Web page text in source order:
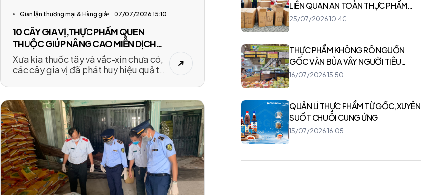
Gian lận thương mại & Hàng giả 07/07/2026 15:10
10 CÂY GIA VỊ,THỰC PHẨM QUEN
THUỘC GIÚP NÂNG CAO MIỄN DỊCH
MÙA CÚM
Xưa kia thuốc tây và vắc-xin chưa có,
các cây gia vị đã phát huy hiệu quả tối
dịch bệnh.
LIÊN QUAN AN TOÀN THỰC PHẨM
TRONG 6 THÁNG
25/07/2026 10:40
THỰC PHẨM KHÔNG RÕ NGUỒN
GỐC VẪN BỦA VÂY NGƯỜI TIÊU
DÙNG HÀ NỘI
16/07/2026 15:50
QUẢN LÍ THỰC PHẨM TỪ GỐC,XUYÊN
SUỐT CHUỖI CUNG ỨNG
15/07/2026 16:05